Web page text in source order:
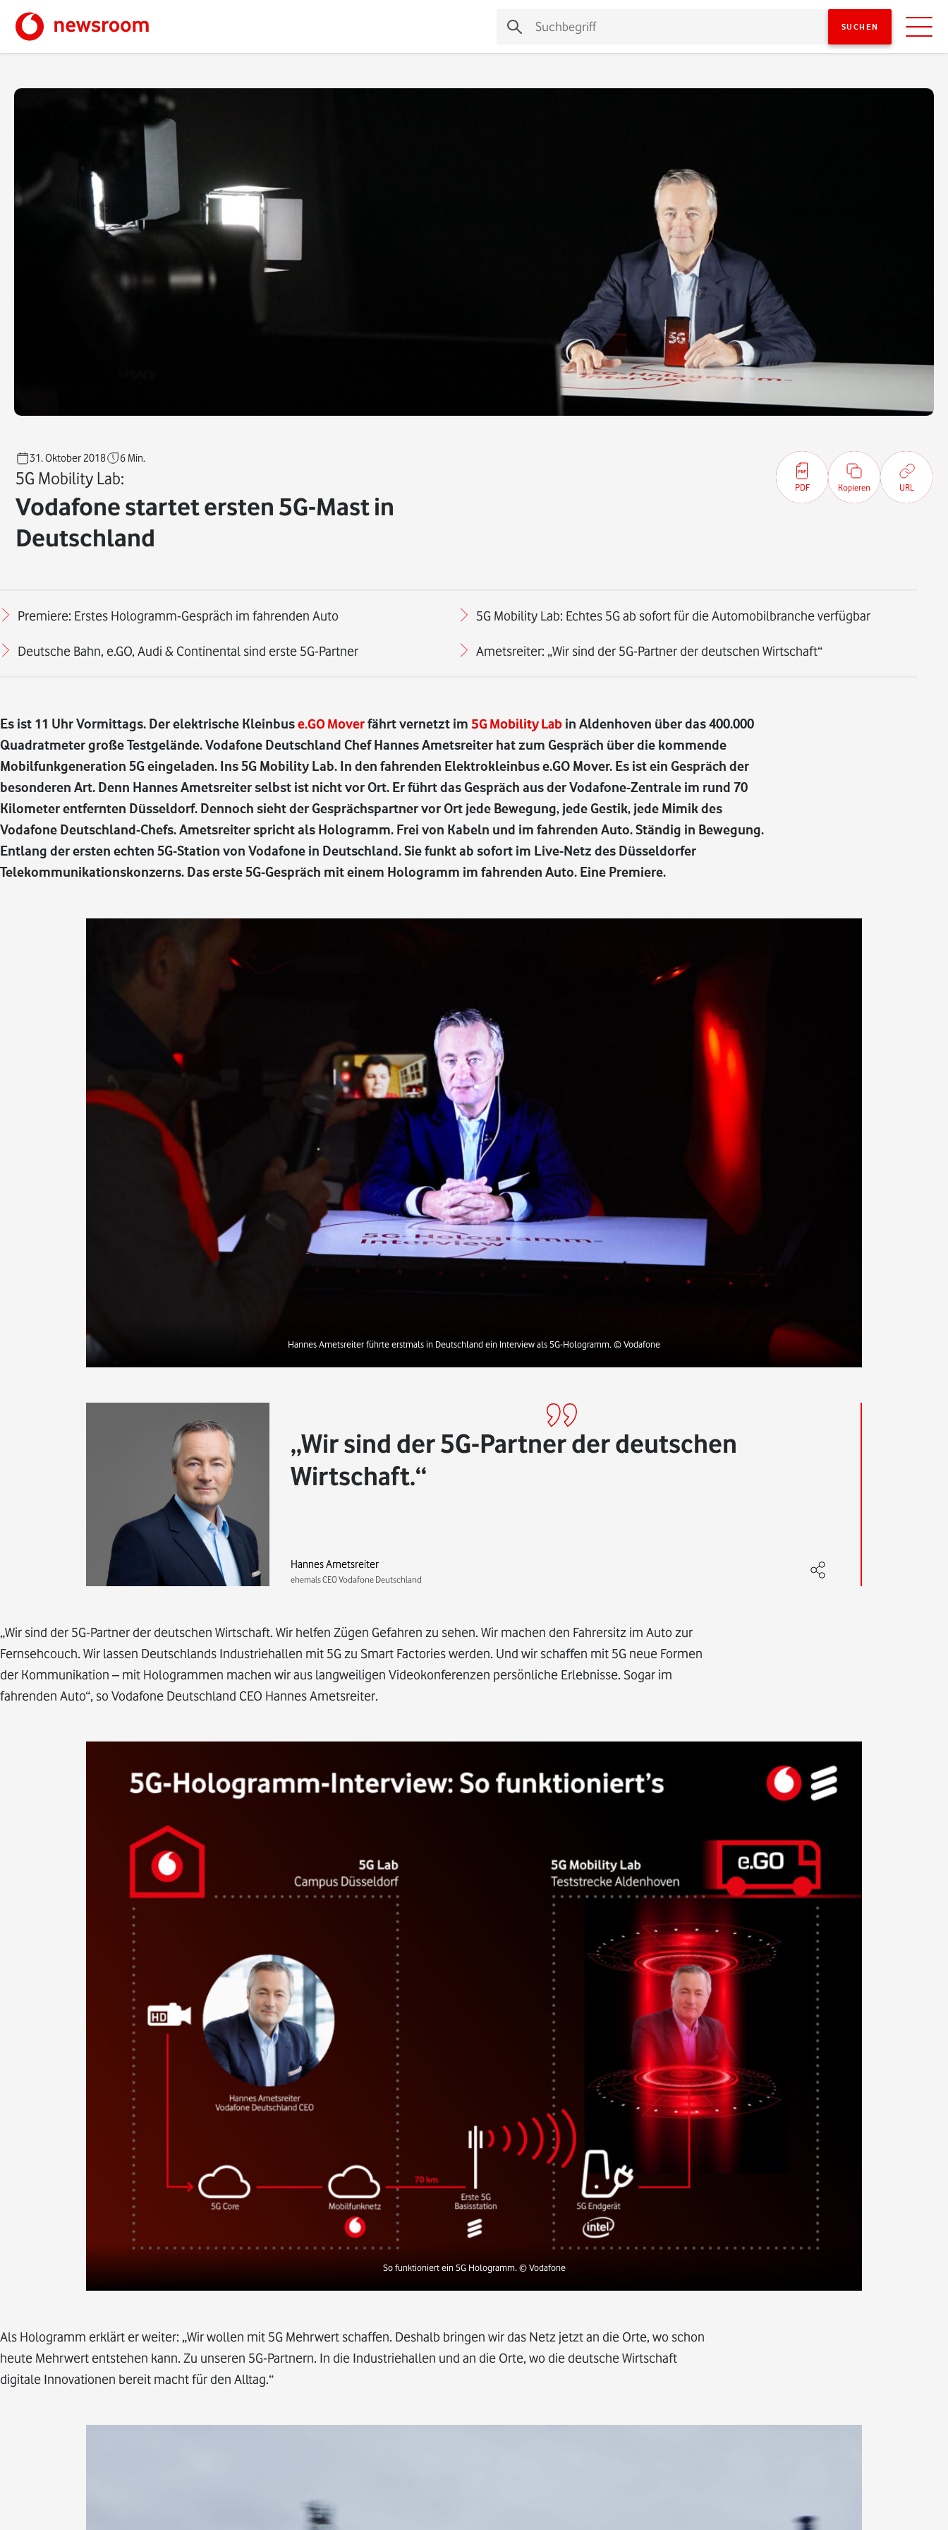
31. Oktober 2018 6 Min.
5G Mobility Lab:
Vodafone startet ersten 5G-Mast in
Deutschland
PDF Kopieren URL
Premiere: Erstes Hologramm-Gespräch im fahrenden Auto 5G Mobility Lab: Echtes 5G ab sofort für die Automobilbranche verfügbar
Deutsche Bahn, e.GO, Audi & Continental sind erste 5G-Partner Ametsreiter: „Wir sind der 5G-Partner der deutschen Wirtschaft“
Es ist 11 Uhr Vormittags. Der elektrische Kleinbuse.GO Moverfährt vernetzt im 5G Mobility Lab in Aldenhoven über das 400.000
Quadratmeter große Testgelände. Vodafone Deutschland Chef Hannes Ametsreiter hat zum Gespräch über die kommende
Mobilfunkgeneration 5G eingeladen. Ins 5G Mobility Lab. In den fahrenden Elektrokleinbus e.GO Mover. Es ist ein Gespräch der
besonderen Art. Denn Hannes Ametsreiter selbst ist nicht vor Ort. Er führt das Gespräch aus der Vodafone-Zentrale im rund 70
Kilometer entfernten Düsseldorf. Dennoch sieht der Gesprächspartner vor Ort jede Bewegung, jede Gestik, jede Mimik des
Vodafone Deutschland-Chefs. Ametsreiter spricht als Hologramm. Frei von Kabeln und im fahrenden Auto. Ständig in Bewegung.
Entlang der ersten echten 5G-Station von Vodafone in Deutschland. Sie funkt ab sofort im Live-Netz des Düsseldorfer
Telekommunikationskonzerns. Das erste 5G-Gespräch mit einem Hologramm im fahrenden Auto. Eine Premiere.
Hannes Ametsreiter führte erstmals in Deutschland ein Interview als 5G-Hologramm. © Vodafone
Wir sind der 5G-Partner der deutschen
Wirtschaft.
Hannes Ametsreiter
ehemals CEO Vodafone Deutschland
„Wir sind der 5G-Partner der deutschen Wirtschaft. Wir helfen Zügen Gefahren zu sehen. Wir machen den Fahrersitz im Auto zur
Fernsehcouch. Wir lassen Deutschlands Industriehallen mit 5G zu Smart Factories werden. Und wir schaffen mit 5G neue Formen
der Kommunikation – mit Hologrammen machen wir aus langweiligen Videokonferenzen persönliche Erlebnisse. Sogar im
fahrenden Auto“, so Vodafone Deutschland CEO Hannes Ametsreiter.
So funktioniert ein 5G Hologramm. © Vodafone
Als Hologramm erklärt er weiter: „Wir wollen mit 5G Mehrwert schaffen. Deshalb bringen wir das Netz jetzt an die Orte, wo schon
heute Mehrwert entstehen kann. Zu unseren 5G-Partnern. In die Industriehallen und an die Orte, wo die deutsche Wirtschaft
digitale Innovationen bereit macht für den Alltag.“